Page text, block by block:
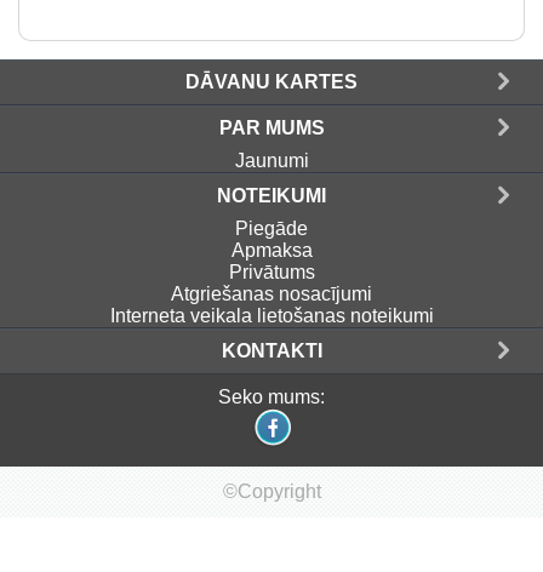
DĀVANU KARTES
PAR MUMS
Jaunumi
NOTEIKUMI
Piegāde
Apmaksa
Privātums
Atgriešanas nosacījumi
Interneta veikala lietošanas noteikumi
KONTAKTI
Seko mums:
©Copyright